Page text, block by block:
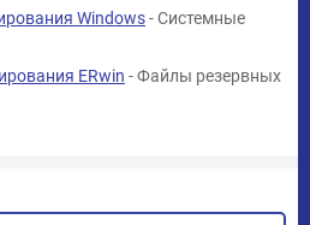
Windows- Системные
ERwin - Файлы резервных